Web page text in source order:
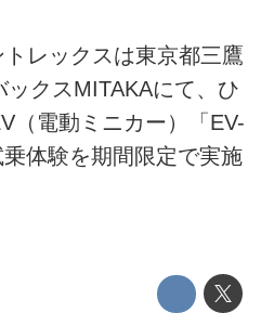
レックスは東京都三鷹
クスMITAKAにて、ひ
（電動ミニカー）「EV-
体験を期間限定で実施